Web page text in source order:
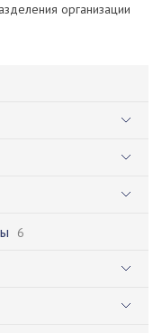
6
организации